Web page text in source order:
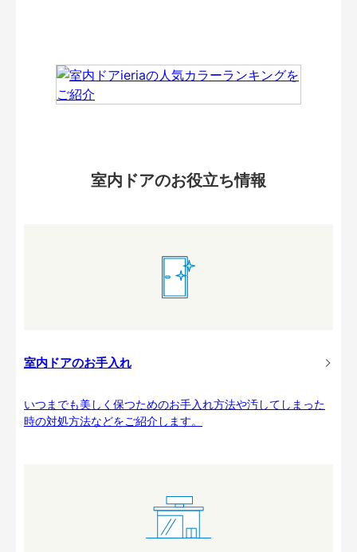
室内ドアのお役立ち情報
室内ドアのお手入れ
いつまでも美しく保つためのお手入れ方法や汚してしまった
時の対処方法などをご紹介します。